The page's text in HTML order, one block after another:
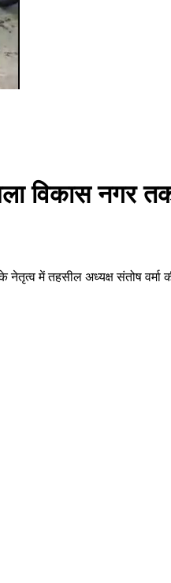
विकास नगर
में तहसील अध्यक्ष संतोष वर्मा